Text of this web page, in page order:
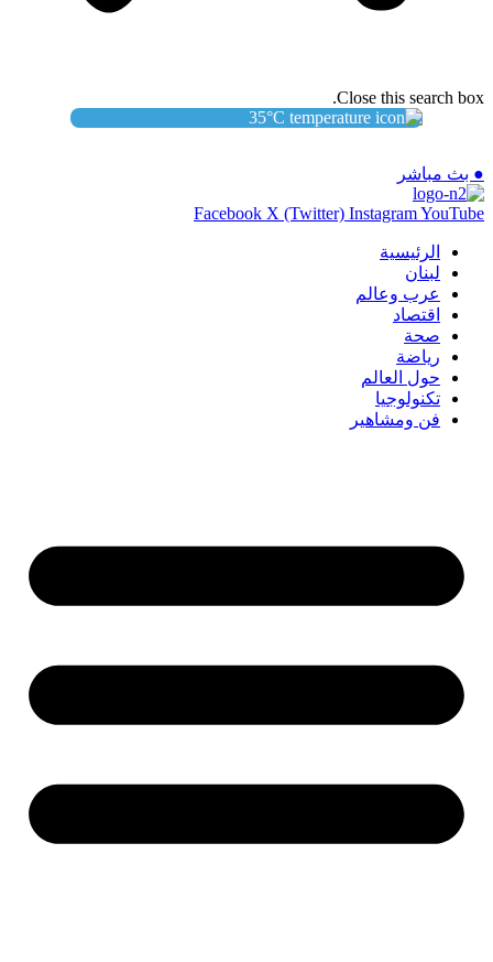
Close this search box.
35°C
● بث مباشر
Facebook X (Twitter) InstagramYouTube
الرئيسية
لبنان
عرب وعالم
اقتصاد
صحة
رياضة
حول العالم
تكنولوجيا
فن ومشاهير